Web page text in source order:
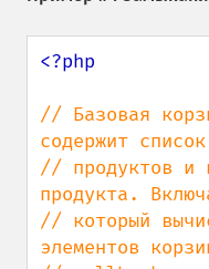
<?php
// Базовая
содержит список
// продуктов и
продукта.
// который
элементов